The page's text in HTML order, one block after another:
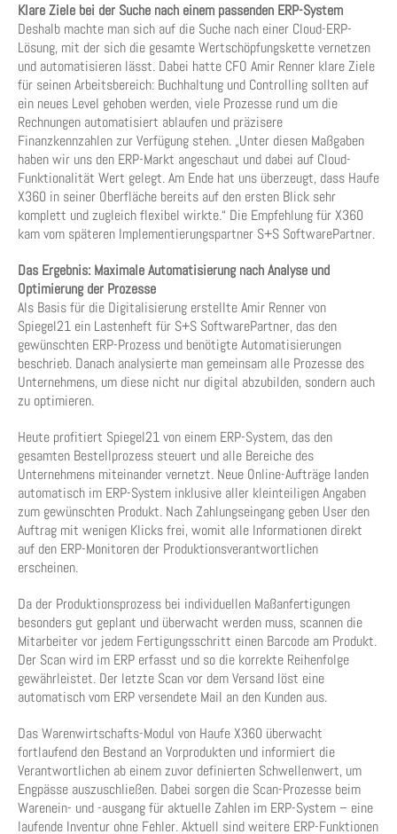
Klare Ziele bei der Suche nach einem passenden ERP-System
Deshalb machte man sich auf die Suche nach einer Cloud-ERP-
Lösung, mit der sich die gesamte Wertschöpfungskette vernetzen
und automatisieren lässt. Dabei hatte CFO Amir Renner klare Ziele
für seinen Arbeitsbereich: Buchhaltung und Controlling sollten auf
ein neues Level gehoben werden, viele Prozesse rund um die
Rechnungen automatisiert ablaufen und präzisere
Finanzkennzahlen zur Verfügung stehen. „Unter diesen Maßgaben
haben wir uns den ERP-Markt angeschaut und dabei auf Cloud-
Funktionalität Wert gelegt. Am Ende hat uns überzeugt, dass Haufe
X360 in seiner Oberfläche bereits auf den ersten Blick sehr
komplett und zugleich flexibel wirkte.“ Die Empfehlung für X360
kam vom späteren Implementierungspartner S+S SoftwarePartner.
Das Ergebnis: Maximale Automatisierung nach Analyse und
Optimierung der Prozesse
Als Basis für die Digitalisierung erstellte Amir Renner von
Spiegel21 ein Lastenheft für S+S SoftwarePartner, das den
gewünschten ERP-Prozess und benötigte Automatisierungen
beschrieb. Danach analysierte man gemeinsam alle Prozesse des
Unternehmens, um diese nicht nur digital abzubilden, sondern auch
zu optimieren.
Heute profitiert Spiegel21 von einem ERP-System, das den
gesamten Bestellprozess steuert und alle Bereiche des
Unternehmens miteinander vernetzt. Neue Online-Aufträge landen
automatisch im ERP-System inklusive aller kleinteiligen Angaben
zum gewünschten Produkt. Nach Zahlungseingang geben User den
Auftrag mit wenigen Klicks frei, womit alle Informationen direkt
auf den ERP-Monitoren der Produktionsverantwortlichen
erscheinen.
Da der Produktionsprozess bei individuellen Maßanfertigungen
besonders gut geplant und überwacht werden muss, scannen die
Mitarbeiter vor jedem Fertigungsschritt einen Barcode am Produkt.
Der Scan wird im ERP erfasst und so die korrekte Reihenfolge
gewährleistet. Der letzte Scan vor dem Versand löst eine
automatisch vom ERP versendete Mail an den Kunden aus.
Das Warenwirtschafts-Modul von Haufe X360 überwacht
fortlaufend den Bestand an Vorprodukten und informiert die
Verantwortlichen ab einem zuvor definierten Schwellenwert, um
Engpässe auszuschließen. Dabei sorgen die Scan-Prozesse beim
Warenein- und -ausgang für aktuelle Zahlen im ERP-System – eine
laufende Inventur ohne Fehler. Aktuell sind weitere ERP-Funktionen